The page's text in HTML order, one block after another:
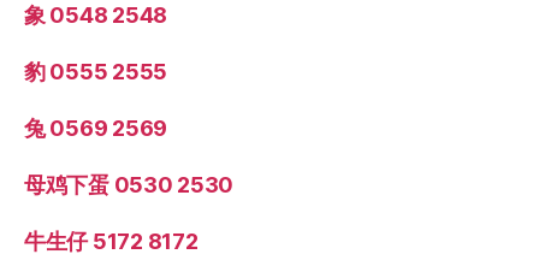
象 0548 2548
豹 0555 2555
兔 0569 2569
母鸡下蛋 0530 2530
牛生仔 5172 8172